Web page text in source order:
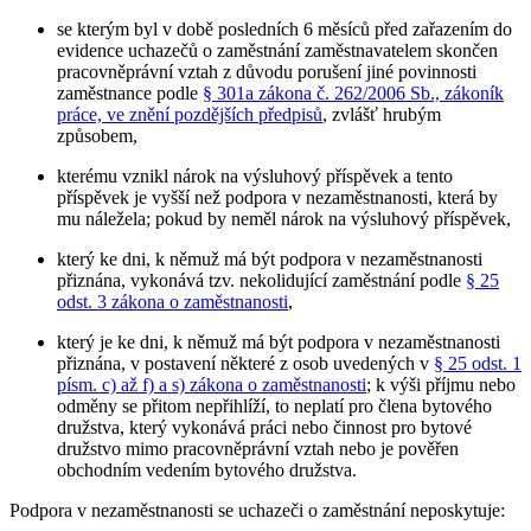
se kterým byl v době posledních 6 měsíců před zařazením do
evidence uchazečů o zaměstnání zaměstnavatelem skončen
pracovněprávní vztah z důvodu porušení jiné povinnosti
zaměstnance podle § 301a zákona č. 262/2006 Sb., zákoník
práce, ve znění pozdějších předpisů, zvlášť hrubým
způsobem,
kterému vznikl nárok na výsluhový příspěvek a tento
příspěvek je vyšší než podpora v nezaměstnanosti, která by
mu náležela; pokud by neměl nárok na výsluhový příspěvek,
který ke dni, k němuž má být podpora v nezaměstnanosti
přiznána, vykonává tzv. nekolidující zaměstnání podle § 25
odst. 3 zákona o zaměstnanosti,
který je ke dni, k němuž má být podpora v nezaměstnanosti
přiznána, v postavení některé z osob uvedených v § 25 odst. 1
písm. c) až f) a s) zákona o zaměstnanosti; k výši příjmu nebo
odměny se přitom nepřihlíží, to neplatí pro člena bytového
družstva, který vykonává práci nebo činnost pro bytové
družstvo mimo pracovněprávní vztah nebo je pověřen
obchodním vedením bytového družstva.
Podpora v nezaměstnanosti se uchazeči o zaměstnání neposkytuje: